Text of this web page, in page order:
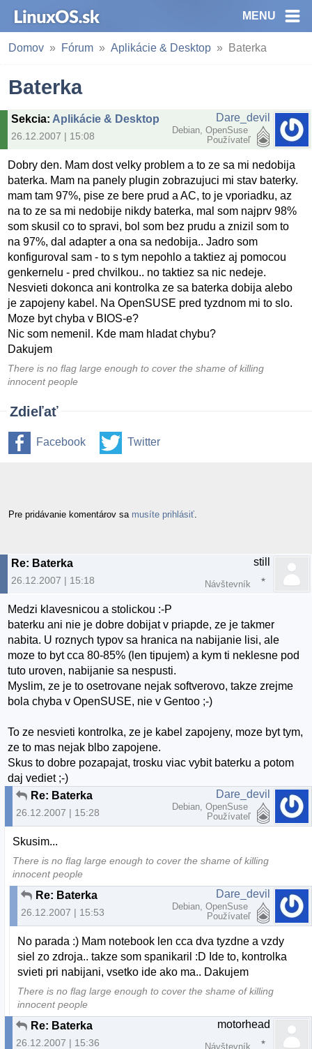
MENU
Domov Fórum Aplikácie & Desktop Baterka
Baterka
Sekcia: Aplikácie & Desktop
26.12.2007 | 15:08
Dare_devil
Debian, OpenSuse
Používateľ
Dobry den. Mam dost velky problem a to ze sa mi nedobija
baterka. Mam na panely plugin zobrazujuci mi stav baterky.
mam tam 97%, pise ze bere prud a AC, to je vporiadku, az
na to ze sa mi nedobije nikdy baterka, mal som najprv 98%
som skusil co to spravi, bol som bez prudu a znizil som to
na 97%, dal adapter a ona sa nedobija.. Jadro som
konfiguroval sam - to s tym nepohlo a taktiez aj pomocou
genkernelu - pred chvilkou.. no taktiez sa nic nedeje.
Nesvieti dokonca ani kontrolka ze sa baterka dobija alebo
je zapojeny kabel. Na OpenSUSE pred tyzdnom mi to slo.
Moze byt chyba v BIOS-e?
Nic som nemenil. Kde mam hladat chybu?
Dakujem
There is no flag large enough to cover the shame of killing
innocent people
Zdieľať
Facebook Twitter
Pre pridávanie komentárov sa musíte prihlásiť
Re: Baterka
26.12.2007 | 15:18
still
Návštevník
Medzi klavesnicou a stolickou :-P
baterku ani nie je dobre dobijat v priapde, ze je takmer
nabita. U roznych typov sa hranica na nabijanie lisi, ale
moze to byt cca 80-85% (len tipujem) a kym ti neklesne pod
tuto uroven, nabijanie sa nespusti.
Myslim, ze je to osetrovane nejak softverovo, takze zrejme
bola chyba v OpenSUSE, nie v Gentoo ;-)
To ze nesvieti kontrolka, ze je kabel zapojeny, moze byt tym,
ze to mas nejak blbo zapojene.
Skus to dobre pozapajat, trosku viac vybit baterku a potom
daj vediet ;-)
Re: Baterka
26.12.2007 | 15:28
Dare_devil
Debian, OpenSuse
Používateľ
Skusim...
There is no flag large enough to cover the shame of killing
innocent people
Re: Baterka
26.12.2007 | 15:53
Dare_devil
Debian, OpenSuse
Používateľ
No parada :) Mam notebook len cca dva tyzdne a vzdy
siel zo zdroja.. takze som spanikaril :D Ide to, kontrolka
svieti pri nabijani, vsetko ide ako ma.. Dakujem
There is no flag large enough to cover the shame of killing
innocent people
Re: Baterka
26.12.2007 | 15:36
motorhead
Návštevník